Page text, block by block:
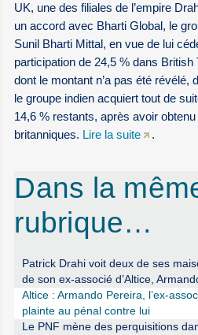
UK, une des filiales de l’empire
un accord avec Bharti Global, le
Sunil Bharti Mittal, en vue de lui
participation de 24,5 % dans
dont le montant n’a pas été révélé,
le groupe indien acquiert tout de
14,6 % restants, après avoir
britanniques. Lire la suite .
Dans la
rubrique…
Patrick Drahi voit deux de ses
de son ex-associé d’Altice,
Altice : Armando Pereira, l’ex-
plainte au pénal contre lui
Le PNF mène des perquisitions